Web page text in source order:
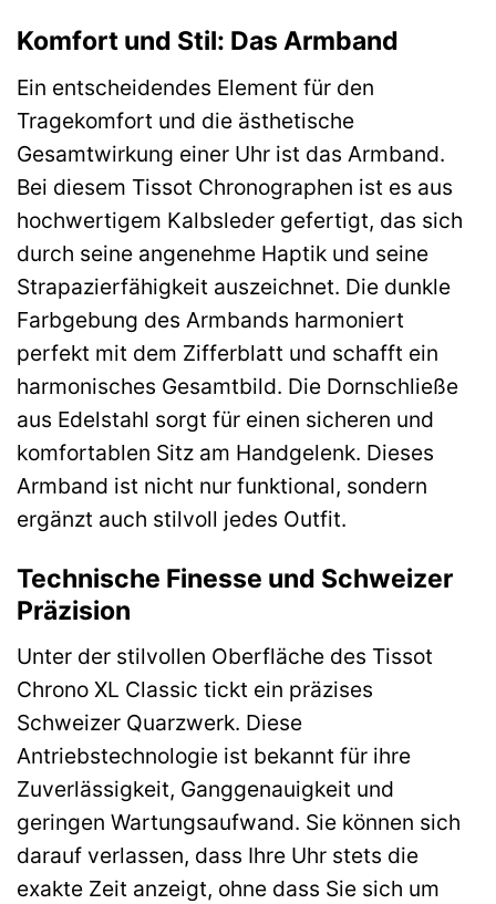
Komfort und Stil: Das Armband
Ein entscheidendes Element für den
Tragekomfort und die ästhetische
Gesamtwirkung einer Uhr ist das Armband.
Bei diesem Tissot Chronographen ist es aus
hochwertigem Kalbsleder gefertigt, das sich
durch seine angenehme Haptik und seine
Strapazierfähigkeit auszeichnet. Die dunkle
Farbgebung des Armbands harmoniert
perfekt mit dem Zifferblatt und schafft ein
harmonisches Gesamtbild. Die Dornschließe
aus Edelstahl sorgt für einen sicheren und
komfortablen Sitz am Handgelenk. Dieses
Armband ist nicht nur funktional, sondern
ergänzt auch stilvoll jedes Outfit.
Technische Finesse und Schweizer
Präzision
Unter der stilvollen Oberfläche des Tissot
Chrono XL Classic tickt ein präzises
Schweizer Quarzwerk. Diese
Antriebstechnologie ist bekannt für ihre
Zuverlässigkeit, Ganggenauigkeit und
geringen Wartungsaufwand. Sie können sich
darauf verlassen, dass Ihre Uhr stets die
exakte Zeit anzeigt, ohne dass Sie sich um